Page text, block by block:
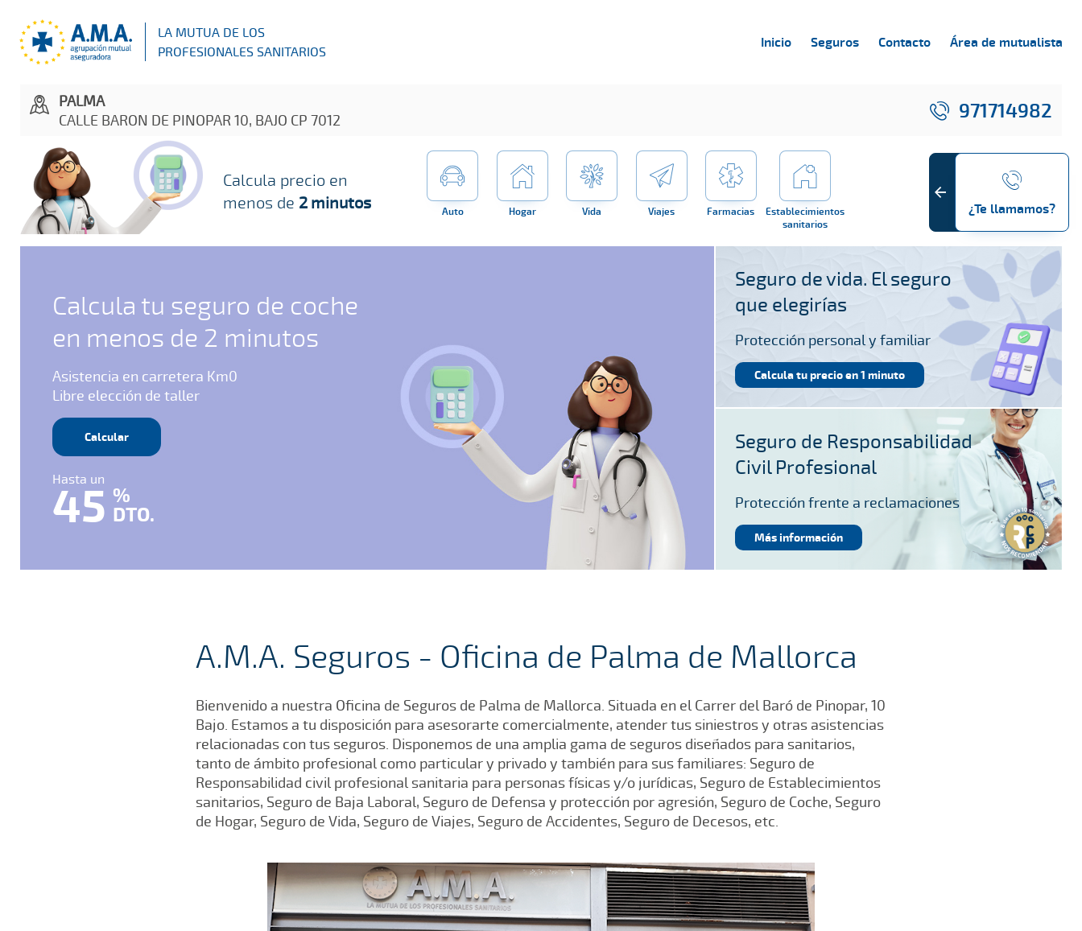
LA MUTUA DE LOS
PROFESIONALES SANITARIOS
Inicio Seguros Contacto Área de mutualista
PALMA
CALLE BARON DE PINOPAR 10, BAJO CP 7012
971714982
Calcula precio en
menos de 2 minutos Auto Hogar Vida Viajes Farmacias
Establecimientos
sanitarios
Calcula tu seguro de coche
en menos de 2 minutos
Asistencia en carretera Km0
Libre elección de taller
Calcular
Hasta un
45 %
DTO.
Seguro de vida. El seguro
que elegirías
Protección personal y familiar
Calcula tu precio en 1 minuto
Seguro de Responsabilidad
Civil Profesional
Protección frente a reclamaciones
Más información
A.M.A. Seguros - Oficina de Palma de Mallorca
Bienvenido a nuestra Oficina de Seguros de Palma de Mallorca. Situada en el Carrer del Baró de Pinopar, 10
Bajo. Estamos a tu disposición para asesorarte comercialmente, atender tus siniestros y otras asistencias
relacionadas con tus seguros. Disponemos de una amplia gama de seguros diseñados para sanitarios,
tanto de ámbito profesional como particular y privado y también para sus familiares: Seguro de
Responsabilidad civil profesional sanitaria para personas físicas y/o jurídicas, Seguro de Establecimientos
sanitarios, Seguro de Baja Laboral, Seguro de Defensa y protección por agresión, Seguro de Coche, Seguro
de Hogar, Seguro de Vida, Seguro de Viajes, Seguro de Accidentes, Seguro de Decesos, etc.
¿Te llamamos?